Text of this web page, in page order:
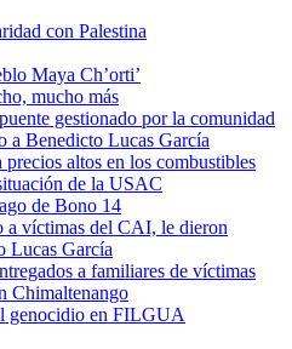
con Palestina
Maya Ch’orti’
mucho más
gestionado por la comunidad
a Benedicto Lucas García
altos en los combustibles
de la USAC
de Bono 14
a víctimas del CAI, le dieron
Lucas García
a familiares de víctimas
Chimaltenango
genocidio en FILGUA